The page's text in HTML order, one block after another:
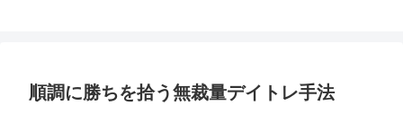
順調に勝ちを拾う無裁量デイトレ手法